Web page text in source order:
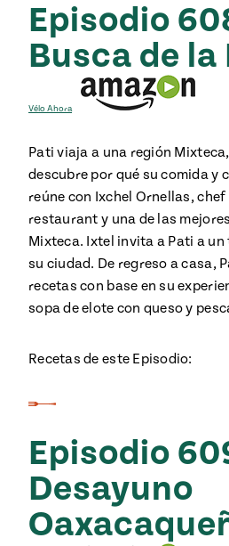
Episodio
Busca de
Vélo Ahora
Pati viaja a una región
descubre por qué su comida y
reúne con Ixchel Ornellas, chef
restaurant y una de las
Mixteca. Ixtel invita a Pati a
su ciudad. De regreso a casa,
recetas con base en su
sopa de elote con queso y
Recetas de este Episodio:
Episodio
Desayuno